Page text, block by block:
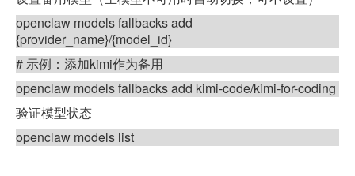
openclaw models fallbacks add
{provider_name}/{model_id}
#示例：添加kimi作为备用
openclaw models fallbacks add kimi-code/kimi-for-coding
验证模型状态
openclaw models list